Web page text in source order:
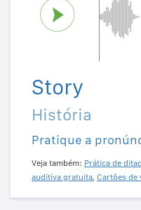
Story
História
Pratique a
Veja também: Prática de
auditiva gratuita, Cartões